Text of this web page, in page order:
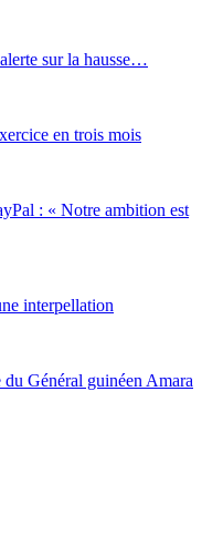
sur la hausse…
en trois mois
: « Notre ambition est
interpellation
Général guinéen Amara